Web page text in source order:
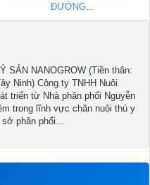
ĐƯỜNG...
SẢN NANOGROW (Tiền thân:
Ninh) Công ty TNHH Nuôi
triển từ Nhà phân phối Nguyễn
trong lĩnh vực chăn nuôi thú y
phân phối...